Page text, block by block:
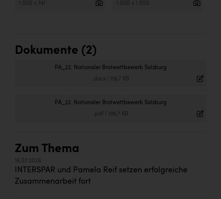
1 000 x 741 1 000 x 1 000
Dokumente (2)
PA_22. Nationaler Brotwettbewerb Salzburg
.docx| 119,7 KB
PA_22. Nationaler Brotwettbewerb Salzburg
.pdf 199,7 KB
Zum Thema
16.07.2026
INTERSPAR und Pamela Reif setzen erfolgreiche
Zusammenarbeit fort